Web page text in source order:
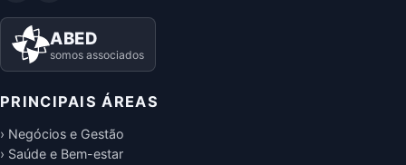
ABED
somos associados
PRINCIPAIS ÁREAS
› Negócios e Gestão
› Saúde e Bem-estar